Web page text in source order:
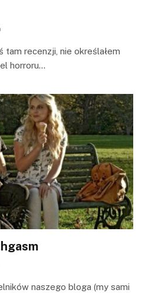
tam recenzji, nie określałem
horroru…
naszego bloga (my sami